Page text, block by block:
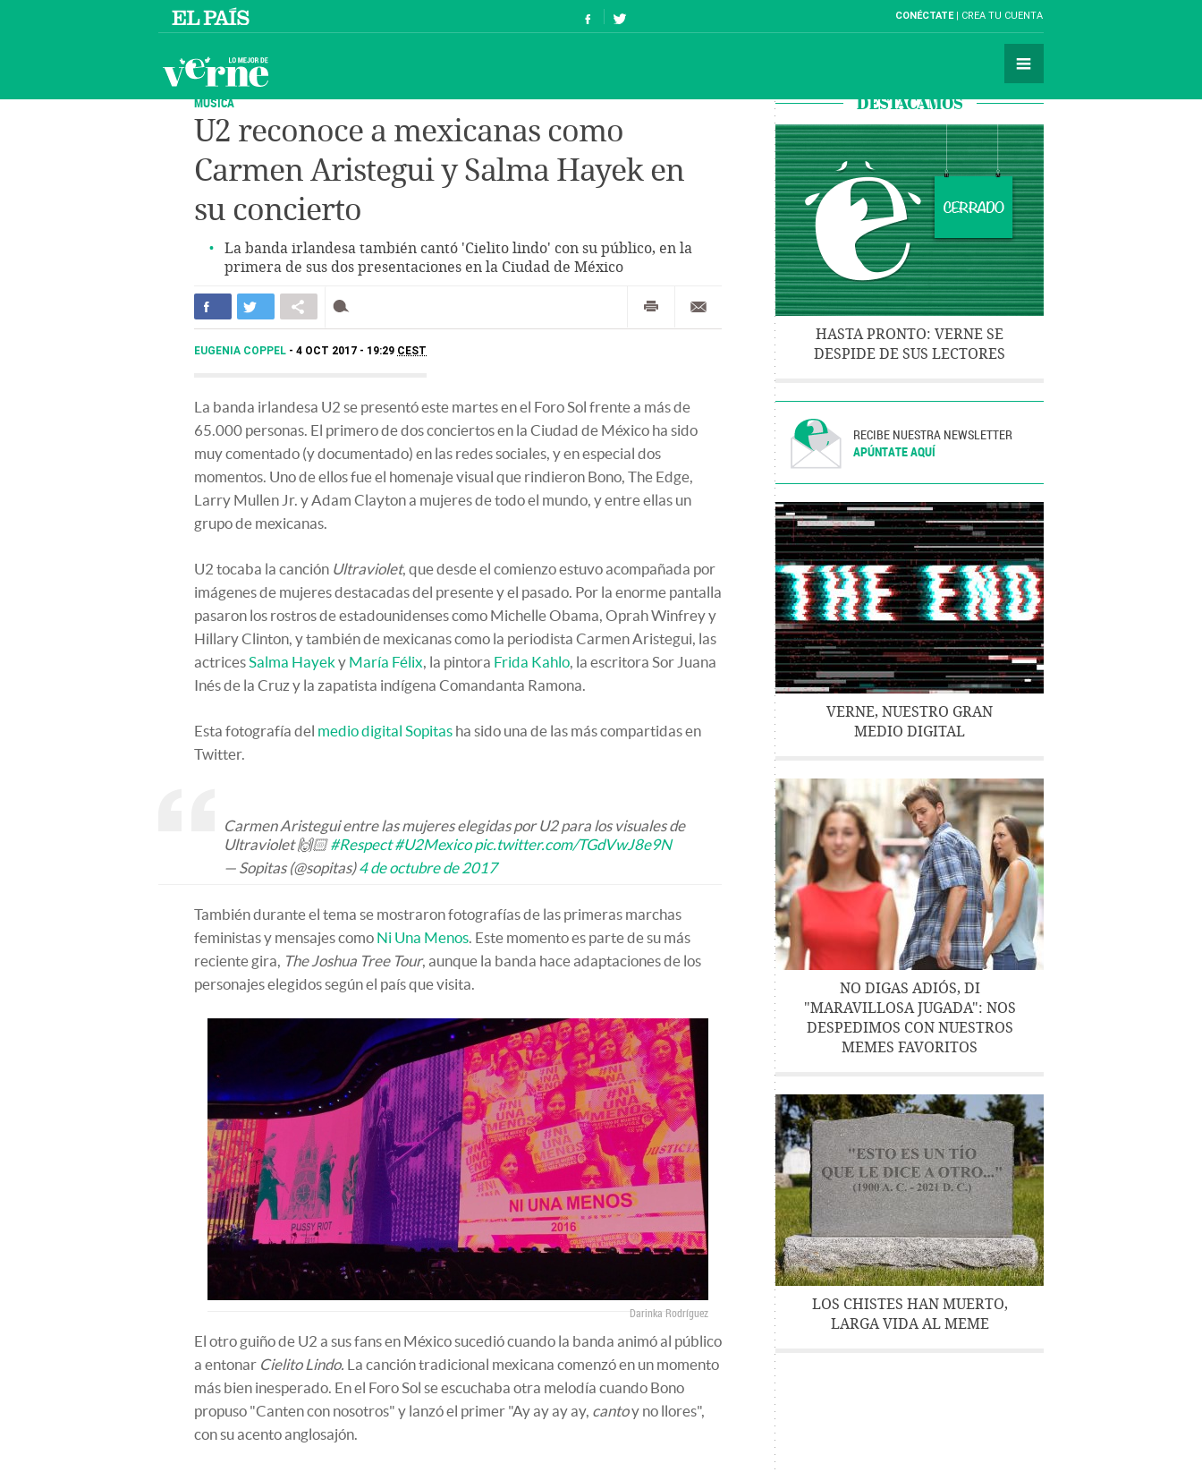
CONÉCTATE CREA TU CUENTA
MÚSICA
U2 reconoce a mexicanas como
Carmen Aristegui y Salma Hayek en
su concierto
La banda irlandesa también cantó 'Cielito lindo' con su público, en la
primera de sus dos presentaciones en la Ciudad de México
EUGENIA COPPEL 4 OCT 2017 - 19:29 CEST
La banda irlandesa U2 se presentó este martes en el Foro Sol frente a más de
65.000 personas. El primero de dos conciertos en la Ciudad de México ha sido
muy comentado (y documentado) en las redes sociales, y en especial dos
momentos. Uno de ellos fue el homenaje visual que rindieron Bono, The Edge,
Larry Mullen Jr. y Adam Clayton a mujeres de todo el mundo, y entre ellas un
grupo de mexicanas.
U2 tocaba la canción Ultraviolet, que desde el comienzo estuvo acompañada por
imágenes de mujeres destacadas del presente y el pasado. Por la enorme pantalla
pasaron los rostros de estadounidenses como Michelle Obama, Oprah Winfrey y
Hillary Clinton, y también de mexicanas como la periodista Carmen Aristegui, las
actricesSalma Hayeky María Félix, la pintora Frida Kahlo, la escritora Sor Juana
Inés de la Cruz y la zapatista indígena Comandanta Ramona.
Esta fotografía del medio digital Sopitas ha sido una de las más compartidas en
Twitter.
Carmen Aristegui entre las mujeres elegidas por U2 para los visuales de
Ultraviolet 🙌🏻#Respect #U2Mexico pic.twitter.com/TGdVwJ8e9N
— Sopitas (@sopitas)4 de octubre de 2017
También durante el tema se mostraron fotografías de las primeras marchas
feministas y mensajes como Ni Una Menos. Este momento es parte de su más
reciente gira, The Joshua Tree Tour, aunque la banda hace adaptaciones de los
personajes elegidos según el país que visita.
Darinka Rodríguez
El otro guiño de U2 a sus fans en México sucedió cuando la banda animó al público
a entonar Cielito Lindo. La canción tradicional mexicana comenzó en un momento
más bien inesperado. En el Foro Sol se escuchaba otra melodía cuando Bono
propuso "Canten con nosotros" y lanzó el primer "Ay ay ay ay, cantoy no llores",
con su acento anglosajón.
DESTACAMOS
HASTA PRONTO: VERNE SE
DESPIDE DE SUS LECTORES
RECIBE NUESTRA NEWSLETTER
APÚNTATE AQUÍ
VERNE, NUESTRO GRAN
MEDIO DIGITAL
NO DIGAS ADIÓS, DI
"MARAVILLOSA JUGADA": NOS
DESPEDIMOS CON NUESTROS
MEMES FAVORITOS
LOS CHISTES HAN MUERTO,
LARGA VIDA AL MEME